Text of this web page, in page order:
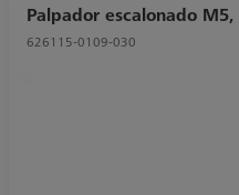
Palpador escalonado
626115-0109-030